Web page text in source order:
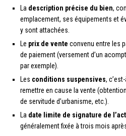
La description précise du bien,
emplacement, ses équipements et
y sont attachées.
Le prix de vente convenu entre les
de paiement (versement d’un
par exemple).
Les conditions suspensives,
remettre en cause la vente
de servitude d’urbanisme, etc.).
La date limite de signature de
généralement fixée à trois mois